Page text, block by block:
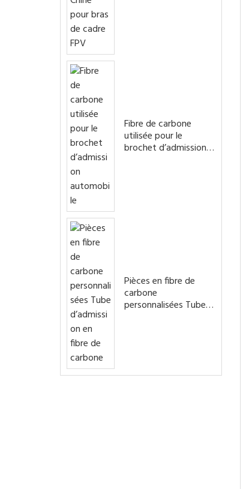
Fibre de carbone
utilisée pour le
brochet d’admission
Pièces en fibre de
carbone
personnalisées Tube